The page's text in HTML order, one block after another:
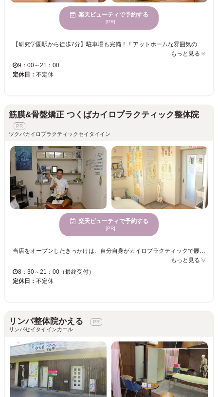
楽天ビューティで予約する
[PR]
【研究学園駅から徒歩7分】駐車場も完備！！アットホームな雰囲気のプライベートサロン☆ お客様に心と身体の『楽』をご提供できるように、リラックスできる空間づくりを心がけています♪ “痛いところは触りません”！ 痛みとは違う場所を触っているのに不思議と体がラクに・・・♪マンツーマン施術でカウンセリングから最後まで院長が丁寧に施術致します！あなたの認識していないストレスにアプローチしていくことで、無意識に作っていた緊張も抜いていきます♪ 身体のお悩みを改善したい方は是非『まきもと整体院』にお任せ下さい♪
もっと見る
9：00～21：00
定休日： 不定休
筋膜&骨盤矯正 つくばカイロプラクティック整体院
ツクバカイロプラクティックセイタイイン
楽天ビューティで予約する
[PR]
当店をオープンしたきっかけは、自分自身がカイロプラクティックで腰痛が良くなった事があり、カイロプラクティックや整体をやってみようと思ったのが始まりでした。もともと私の教わったカイロプラクティックは、骨盤・頭蓋骨・内臓・四肢の歪みや弱りを重要視、そしてソフトな手技ですので、腰痛・頭痛などの症状改善の為に老若男女様々な方にご来院頂いております。また産後の骨盤調整の方にも多数ご来院頂いております。 メニューも多数ご用意しておりますので、是非チェックしてみてくださいね★☆清潔感溢れる店内で、経験、知識ともに豊富で確かな腕を持つスタッフが時間をかけてじっくり丁寧に施術いたします！皆様にお会いできることを、心より楽しみにしております。
もっと見る
8：30～21：00（最終受付）
定休日： 不定休
リンパ整体院かえる
リンパセイタイインカエル